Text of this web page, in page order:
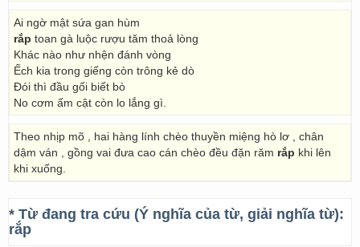
Ai ngờ mật sứa gan hùm
rắp toan gà luộc rượu tăm thoả lòng
Khác nào như nhện đánh vòng
Ếch kia trong giếng còn trông kẻ dò
Đói thì đầu gối biết bò
No cơm ấm cật còn lo lắng gì.
Theo nhịp mõ , hai hàng lính chèo thuyền miệng hò lơ , chân
dậm ván , gồng vai đưa cao cán chèo đều đặn răm rắp khi lên
khi xuống.
* Từ đang tra cứu (Ý nghĩa của từ, giải nghĩa từ):
rắp